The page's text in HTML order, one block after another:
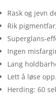
Rask og jevn
Rik
Superglans-
Ingen
Lang
Lett å løse opp.
Herding: 60